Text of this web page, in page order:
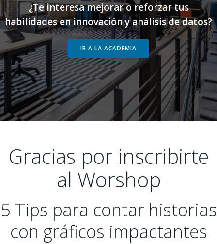
¿Te interesa mejorar o reforzar tus
habilidades en innovación y análisis de datos?
IR A LA ACADEMIA
Gracias por inscribirte
al Worshop
5 Tips para contar historias
con gráficos impactantes